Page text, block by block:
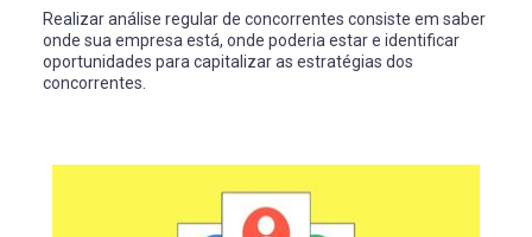
Realizar análise regular de concorrentes consiste em saber
onde sua empresa está, onde poderia estar e identificar
oportunidades para capitalizar as estratégias dos
concorrentes.